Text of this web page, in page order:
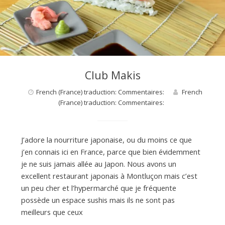
e
Club Makis
French (France) traduction: Commentaires:
French
(France) traduction: Commentaires:
J’adore la nourriture japonaise, ou du moins ce que
j’en connais ici en France, parce que bien évidemment
je ne suis jamais allée au Japon. Nous avons un
excellent restaurant japonais à Montluçon mais c’est
un peu cher et l’hypermarché que je fréquente
possède un espace sushis mais ils ne sont pas
meilleurs que ceux